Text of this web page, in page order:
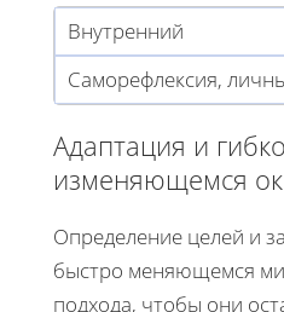
Внутренний
Саморефлексия,
Адаптация и
изменяющемся
Определение целей и
быстро меняющемся
подхода, чтобы они